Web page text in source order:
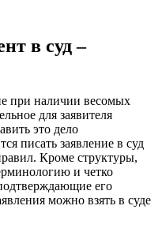
в суд –
при наличии весомых
для заявителя
это дело
писать заявление в суд
Кроме структуры,
и четко
его
можно взять в суде